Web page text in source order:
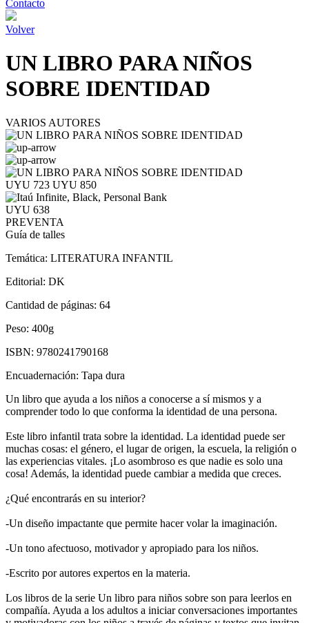
Contacto
Volver
UN LIBRO PARA NIÑOS
SOBRE IDENTIDAD
VARIOS AUTORES
UYU 723 UYU 850
UYU 638
PREVENTA
Guía de talles
Temática: LITERATURA INFANTIL
Editorial: DK
Cantidad de páginas: 64
Peso: 400g
ISBN: 9780241790168
Encuadernación: Tapa dura
Un libro que ayuda a los niños a conocerse a sí mismos y a
comprender todo lo que conforma la identidad de una persona.
Este libro infantil trata sobre la identidad. La identidad puede ser
muchas cosas: el género, el lugar de origen, la escuela, la religión o
las experiencias vitales. ¡Lo asombroso es que nadie es solo una
cosa! Además, la identidad puede cambiar a medida que creces.
¿Qué encontrarás en su interior?
-Un diseño impactante que permite hacer volar la imaginación.
-Un tono afectuoso, motivador y apropiado para los niños.
-Escrito por autores expertos en la materia.
Los libros de la serie Un libro para niños sobre son para leerlos en
compañía. Ayuda a los adultos a iniciar conversaciones importantes